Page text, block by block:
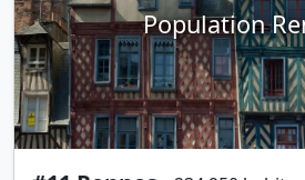
Population